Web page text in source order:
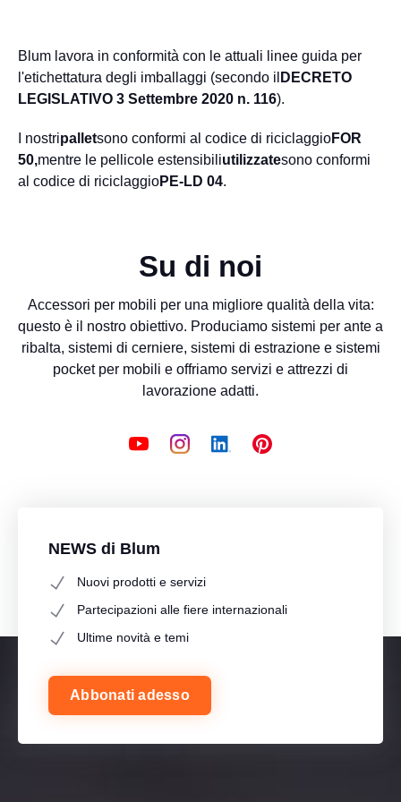
Blum lavora in conformità con le attuali linee guida per
l'etichettatura degli imballaggi (secondo il DECRETO
LEGISLATIVO 3 Settembre 2020 n. 116).
I nostripalletsono conformi al codice di riciclaggioFOR
50,mentre le pellicole estensibiliutilizzatesono conformi
al codice di riciclaggioPE-LD 04.
Su di noi
Accessori per mobili per una migliore qualità della vita:
questo è il nostro obiettivo. Produciamo sistemi per ante a
ribalta, sistemi di cerniere, sistemi di estrazione e sistemi
pocket per mobili e offriamo servizi e attrezzi di
lavorazione adatti.
NEWS di Blum
Nuovi prodotti e servizi
Partecipazioni alle fiere internazionali
Ultime novità e temi
Abbonati adesso